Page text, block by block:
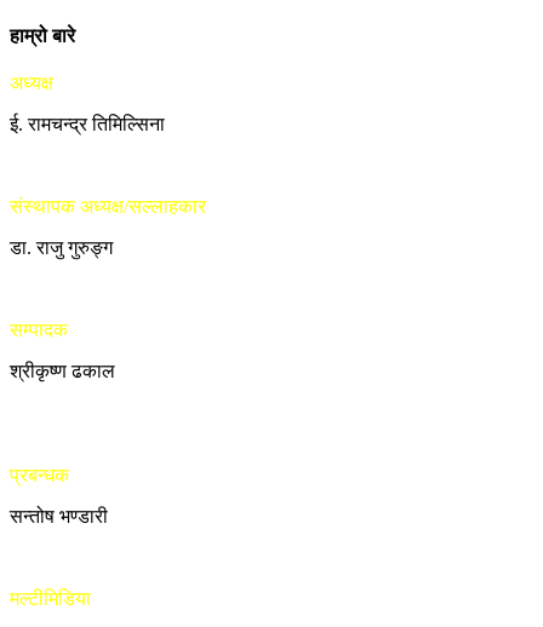
हाम्रो बारे
अध्यक्ष
ई. रामचन्द्र तिमिल्सिना
संस्थापक अध्यक्ष/सल्लाहकार
डा. राजु गुरुङ्ग
सम्पादक
श्रीकृष्ण ढकाल
प्रबन्धक
सन्तोष भण्डारी
मल्टीमिडिया